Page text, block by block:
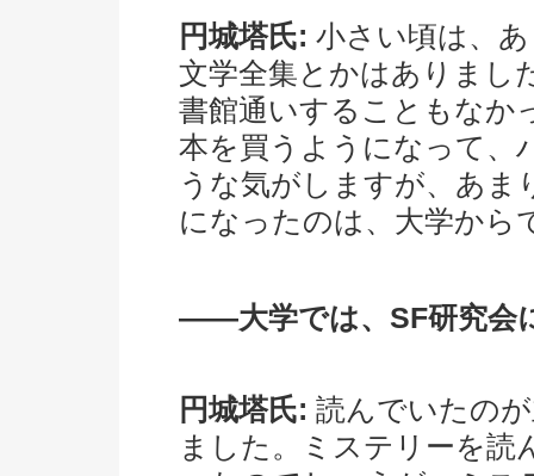
円城塔氏: 小さい頃は、
文学全集とかはありまし
書館通いすることもなか
本を買うようになって、
うな気がしますが、あま
になったのは、大学から
――大学では、SF研究会
円城塔氏: 読んでいたの
ました。ミステリーを読